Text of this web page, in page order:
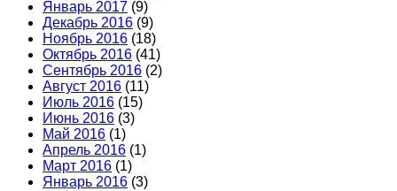
Январь 2017 (9)
Декабрь 2016 (9)
Ноябрь 2016 (18)
Октябрь 2016 (41)
Сентябрь 2016 (2)
Август 2016 (11)
Июль 2016 (15)
Июнь 2016 (3)
Май 2016 (1)
Апрель 2016 (1)
Март 2016 (1)
Январь 2016 (3)